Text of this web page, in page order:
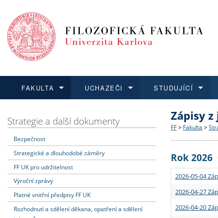
FAKULTA
Dozvědět se více
Struktura
Strategie
Podpora
UCHAZEČI
Podat přihlášku
Co
Učitelské
STUDUJÍCÍ
Dozvědět se více
Rigorózní
Dozvědět se více
O vědě a
Granty a
Dozvědět se více
Aktuální
Strategie a další dokumenty
Bezpečnost
Strategické a dlouhodobé záměry
FF UK pro udržitelnost
Výroční zprávy
Platné vnitřní předpisy FF UK
Rozhodnutí a sdělení děkana, opatření a sdělení
Zápisy
FF > Fakulta >
Rok 2026
2026-05-04
2026-04-27
2026-04-20